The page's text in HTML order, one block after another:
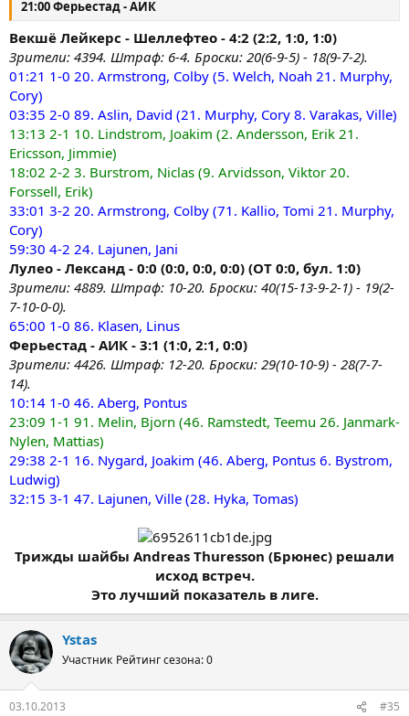
21:00 Ферьестад - АИК
Векшё Лейкерс - Шеллефтео - 4:2 (2:2, 1:0, 1:0)
Зрители: 4394. Штраф: 6-4. Броски: 20(6-9-5) - 18(9-7-2).
01:21 1-0 20. Armstrong, Colby (5. Welch, Noah 21. Murphy,
Cory)
03:35 2-0 89. Aslin, David (21. Murphy, Cory 8. Varakas, Ville)
13:13 2-1 10. Lindstrom, Joakim (2. Andersson, Erik 21.
Ericsson, Jimmie)
18:02 2-2 3. Burstrom, Niclas (9. Arvidsson, Viktor 20.
Forssell, Erik)
33:01 3-2 20. Armstrong, Colby (71. Kallio, Tomi 21. Murphy,
Cory)
59:30 4-2 24. Lajunen, Jani
Лулео - Лександ - 0:0 (0:0, 0:0, 0:0) (ОТ 0:0, бул. 1:0)
Зрители: 4889. Штраф: 10-20. Броски: 40(15-13-9-2-1) - 19(2-
7-10-0-0).
65:00 1-0 86. Klasen, Linus
Ферьестад - АИК - 3:1 (1:0, 2:1, 0:0)
Зрители: 4426. Штраф: 12-20. Броски: 29(10-10-9) - 28(7-7-
14).
10:14 1-0 46. Aberg, Pontus
23:09 1-1 91. Melin, Bjorn (46. Ramstedt, Teemu 26. Janmark-
Nylen, Mattias)
29:38 2-1 16. Nygard, Joakim (46. Aberg, Pontus 6. Bystrom,
Ludwig)
32:15 3-1 47. Lajunen, Ville (28. Hyka, Tomas)
Трижды шайбы Andreas Thuresson (Брюнес) решали
исход встреч.
Это лучший показатель в лиге.
Ystas
Участник Рейтинг сезона: 0
03.10.2013 #35